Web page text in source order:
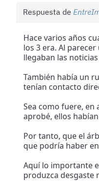
Respuesta de
Hace varios años
los 3 era. Al
llegaban las
También había un
tenían contacto
Sea como fuere, en
aprobé, ellos
Por tanto, que el
que podría haber
Aquí lo importante
produzca desgaste